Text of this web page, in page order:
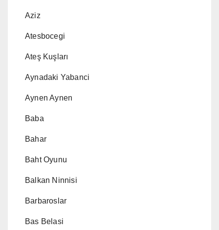
Aziz
Atesbocegi
Ateş Kuşları
Aynadaki Yabanci
Aynen Aynen
Baba
Bahar
Baht Oyunu
Balkan Ninnisi
Barbaroslar
Bas Belasi